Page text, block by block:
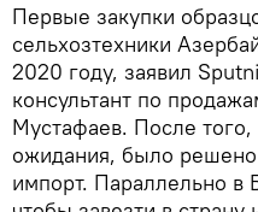
Первые закупки
сельхозтехники
2020 году, заявил
консультант по
Мустафаев. После того,
ожидания, было решено
импорт. Параллельно в